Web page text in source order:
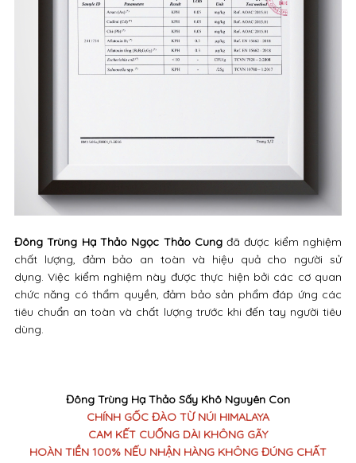
Đông Trùng Hạ Thảo Ngọc Thảo Cungđã được kiểm nghiệm
chất lượng, đảm bảo an toàn và hiệu quả cho người sử
dụng. Việc kiểm nghiệm này được thực hiện bởi các cơ quan
chức năng có thẩm quyền, đảm bảo sản phẩm đáp ứng các
tiêu chuẩn an toàn và chất lượng trước khi đến tay người tiêu
dùng.
Đông Trùng Hạ Thảo Sấy Khô Nguyên Con
CHÍNH GỐC ĐÀO TỪ NÚI HIMALAYA
CAM KẾT CUỐNG DÀI KHÔNG GÃY
HOÀN TIỀN 100% NẾU NHẬN HÀNG KHÔNG ĐÚNG CHẤT